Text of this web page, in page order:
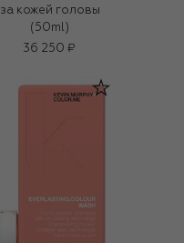
за кожей головы
(50ml)
36 250 ₽